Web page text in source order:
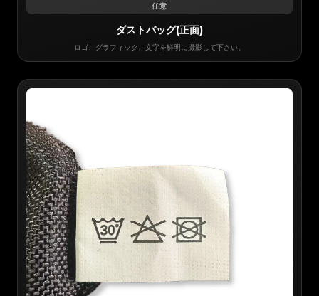
任意
ダストバッグ(正面)
ロゴ、グラフィック、文字を鮮明に撮影して下さい。